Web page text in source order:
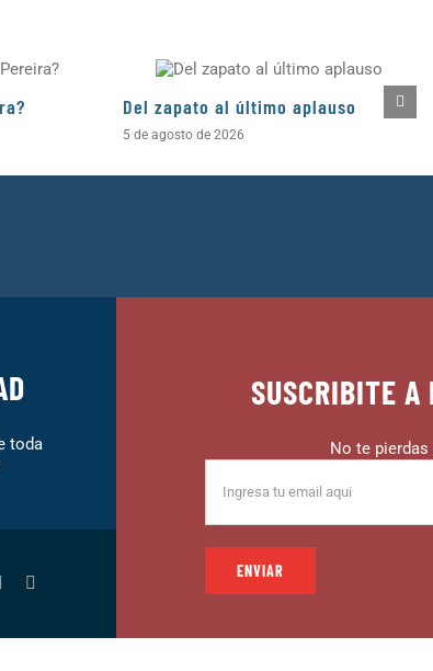
Del zapato al último aplauso
5 de agosto de 2026
toda
SUSCRIBITE A
No te pierdas